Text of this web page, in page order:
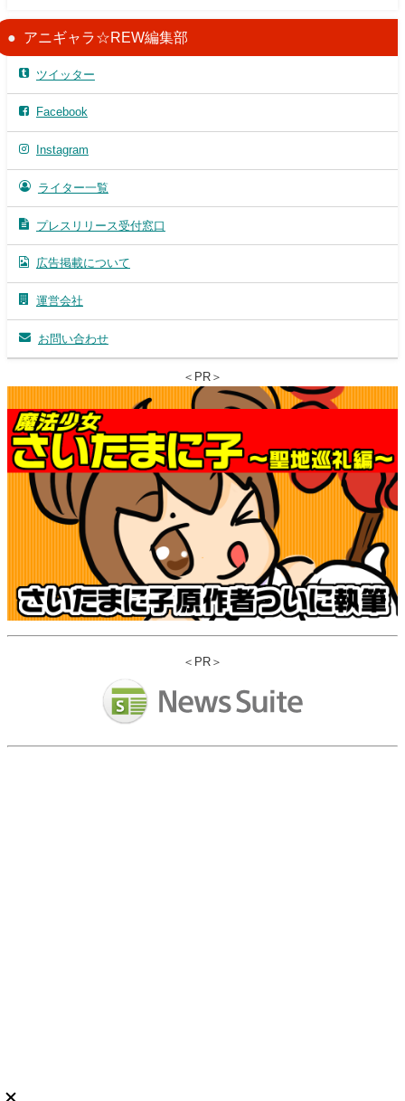
アニギャラ☆REW編集部
ツイッター
Facebook
Instagram
ライター一覧
プレスリリース受付窓口
広告掲載について
運営会社
お問い合わせ
＜PR＞
＜PR＞